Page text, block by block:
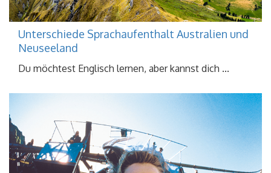
Unterschiede Sprachaufenthalt Australien und
Neuseeland
Du möchtest Englisch lernen, aber kannst dich ...